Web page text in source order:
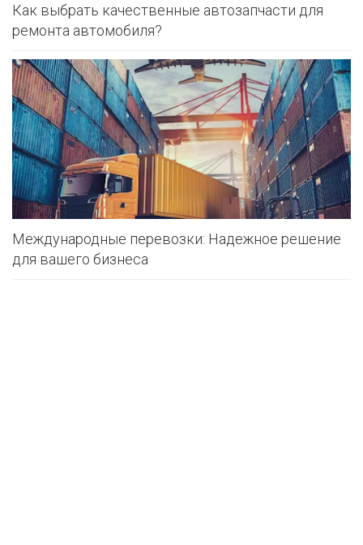
Как выбрать качественные автозапчасти для
ремонта автомобиля?
Международные перевозки: Надежное решение
для вашего бизнеса